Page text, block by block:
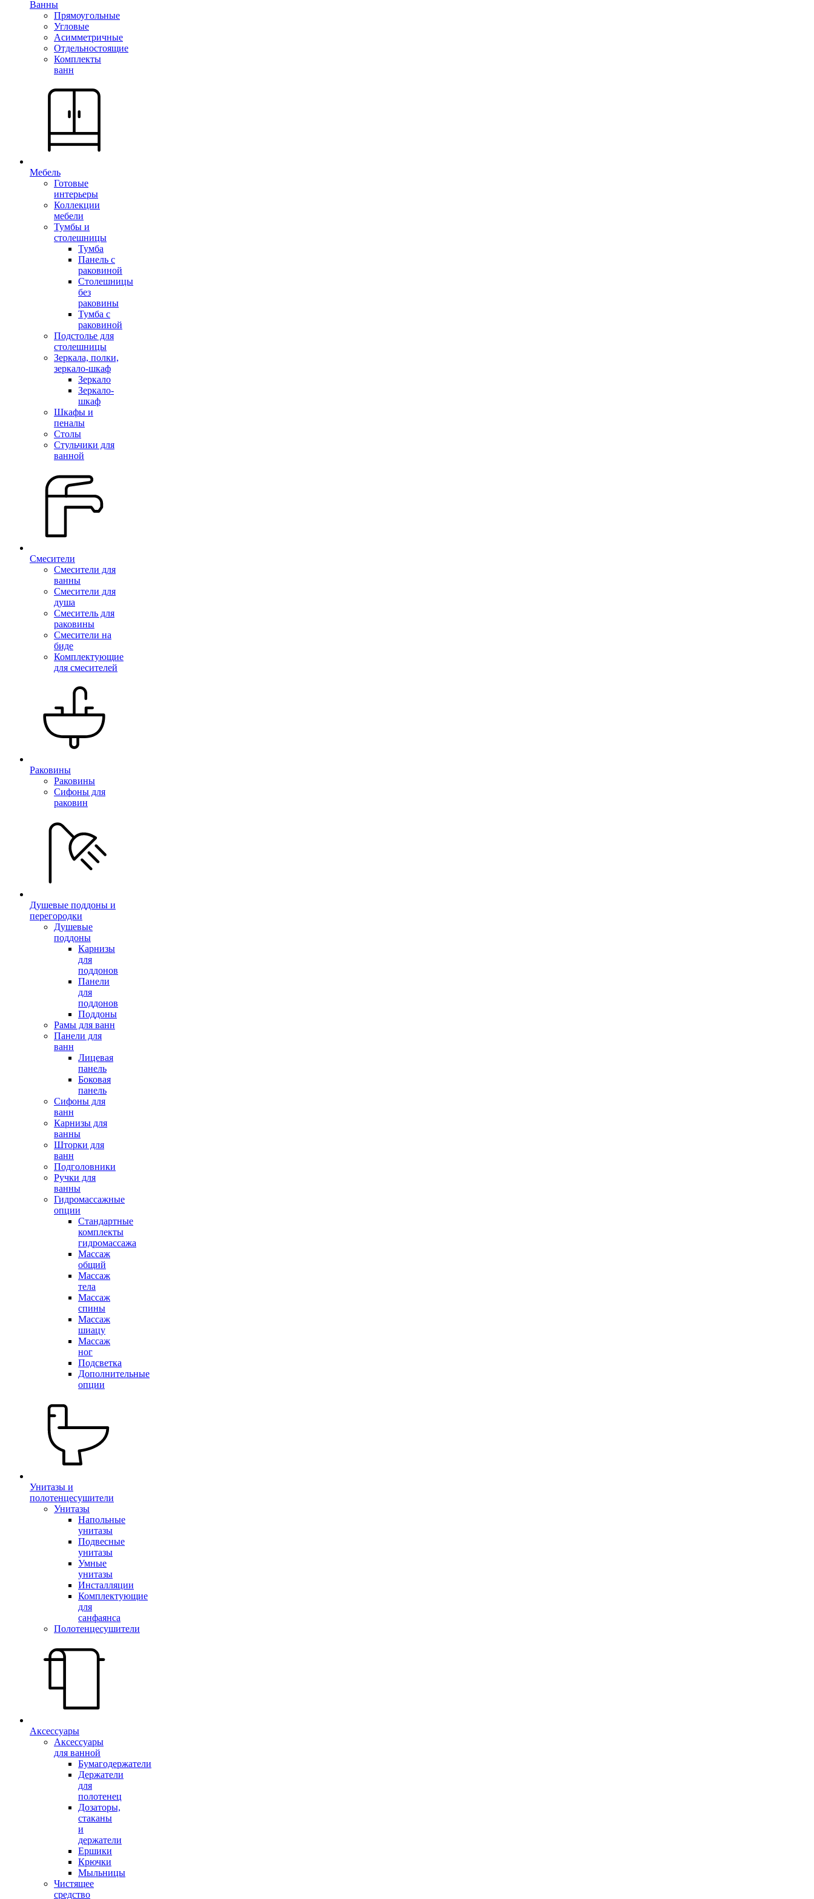
Ванны
Прямоугольные
Угловые
Асимметричные
Отдельностоящие
Комплекты
ванн
Мебель
Готовые
интерьеры
Коллекции
мебели
Тумбы и
столешницы
Тумба
Панель с
раковиной
Столешницы
без
раковины
Тумба с
раковиной
Подстолье для
столешницы
Зеркала, полки,
зеркало-шкаф
Зеркало
Зеркало-
шкаф
Шкафы и
пеналы
Столы
Стульчики для
ванной
Смесители
Смесители для
ванны
Смесители для
душа
Смеситель для
раковины
Смесители на
биде
Комплектующие
для смесителей
Раковины
Раковины
Сифоны для
раковин
Душевые поддоны и
перегородки
Душевые
поддоны
Карнизы
для
поддонов
Панели
для
поддонов
Поддоны
Рамы для ванн
Панели для
ванн
Лицевая
панель
Боковая
панель
Сифоны для
ванн
Карнизы для
ванны
Шторки для
ванн
Подголовники
Ручки для
ванны
Гидромассажные
опции
Стандартные
комплекты
гидромассажа
Массаж
общий
Массаж
тела
Массаж
спины
Массаж
шиацу
Массаж
ног
Подсветка
Дополнительные
опции
Унитазы и
полотенцесушители
Унитазы
Напольные
унитазы
Подвесные
унитазы
Умные
унитазы
Инсталляции
Комплектующие
для
санфаянса
Полотенцесушители
Аксессуары
Аксессуары
для ванной
Бумагодержатели
Держатели
для
полотенец
Дозаторы,
стаканы
и
держатели
Ершики
Крючки
Мыльницы
Чистящее
средство